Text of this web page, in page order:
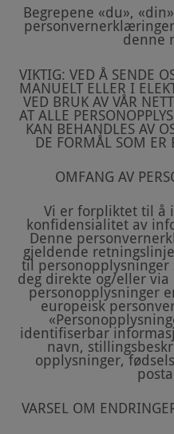
Begrepene «du»,
denne
VIKTIG: VED Å SENDE
MANUELT ELLER I
VED BRUK AV VÅR
AT ALLE
KAN BEHANDLES AV
DE FORMÅL SOM ER
OMFANG AV
Vi er forpliktet til å
konfidensialitet av
Denne
gjeldende
til personopplysninger
deg direkte og/eller
personopplysninger
europeisk
identifiserbar
navn,
opplysninger,
VARSEL OM